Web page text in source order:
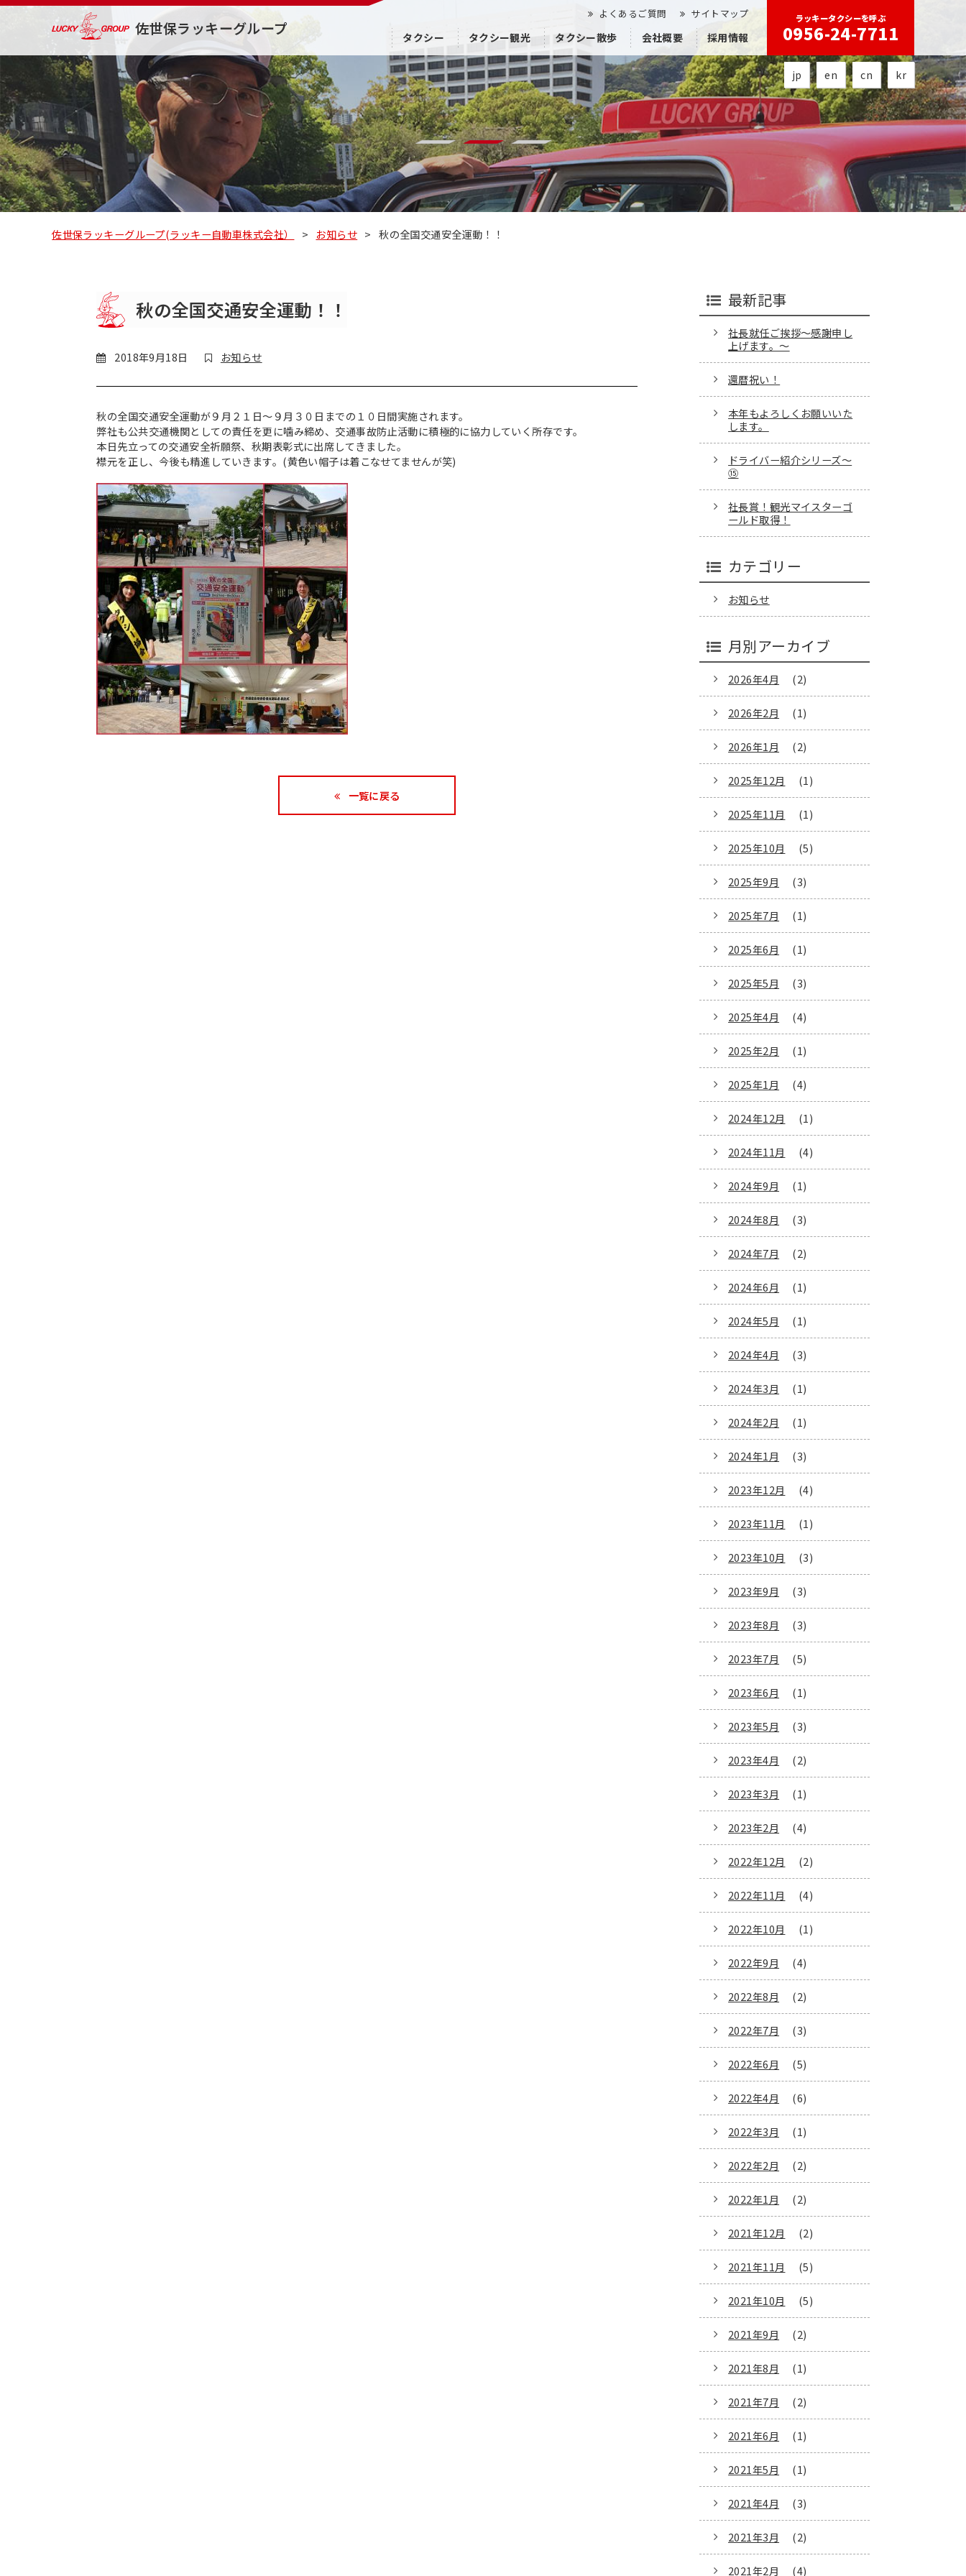
jp en cn kr
佐世保ラッキーグループ ラッキータクシーを呼ぶ
0956-24-7711
よくあるご質問 サイトマップ
タクシー タクシー観光 タクシー散歩 会社概要 採用情報
佐世保ラッキーグループ(ラッキー自動車株式会社） > お知らせ >秋の全国交通安全運動！！
秋の全国交通安全運動！！
2018年9月18日 お知らせ
秋の全国交通安全運動が９月２１日～９月３０日までの１０日間実施されます。
弊社も公共交通機関としての責任を更に噛み締め、交通事故防止活動に積極的に協力していく所存です。
本日先立っての交通安全祈願祭、秋期表彰式に出席してきました。
襟元を正し、今後も精進していきます。(黄色い帽子は着こなせてませんが笑)
一覧に戻る
最新記事
社長就任ご挨拶～感謝申し
上げます。～
還暦祝い！
本年もよろしくお願いいた
します。
ドライバー紹介シリーズ～
⑮
社長賞！観光マイスターゴ
ールド取得！
カテゴリー
お知らせ
月別アーカイブ
2026年4月 (2)
2026年2月 (1)
2026年1月 (2)
2025年12月 (1)
2025年11月 (1)
2025年10月 (5)
2025年9月 (3)
2025年7月 (1)
2025年6月 (1)
2025年5月 (3)
2025年4月 (4)
2025年2月 (1)
2025年1月 (4)
2024年12月 (1)
2024年11月 (4)
2024年9月 (1)
2024年8月 (3)
2024年7月 (2)
2024年6月 (1)
2024年5月 (1)
2024年4月 (3)
2024年3月 (1)
2024年2月 (1)
2024年1月 (3)
2023年12月 (4)
2023年11月 (1)
2023年10月 (3)
2023年9月 (3)
2023年8月 (3)
2023年7月 (5)
2023年6月 (1)
2023年5月 (3)
2023年4月 (2)
2023年3月 (1)
2023年2月 (4)
2022年12月 (2)
2022年11月 (4)
2022年10月 (1)
2022年9月 (4)
2022年8月 (2)
2022年7月 (3)
2022年6月 (5)
2022年4月 (6)
2022年3月 (1)
2022年2月 (2)
2022年1月 (2)
2021年12月 (2)
2021年11月 (5)
2021年10月 (5)
2021年9月 (2)
2021年8月 (1)
2021年7月 (2)
2021年6月 (1)
2021年5月 (1)
2021年4月 (3)
2021年3月 (2)
2021年2月 (4)